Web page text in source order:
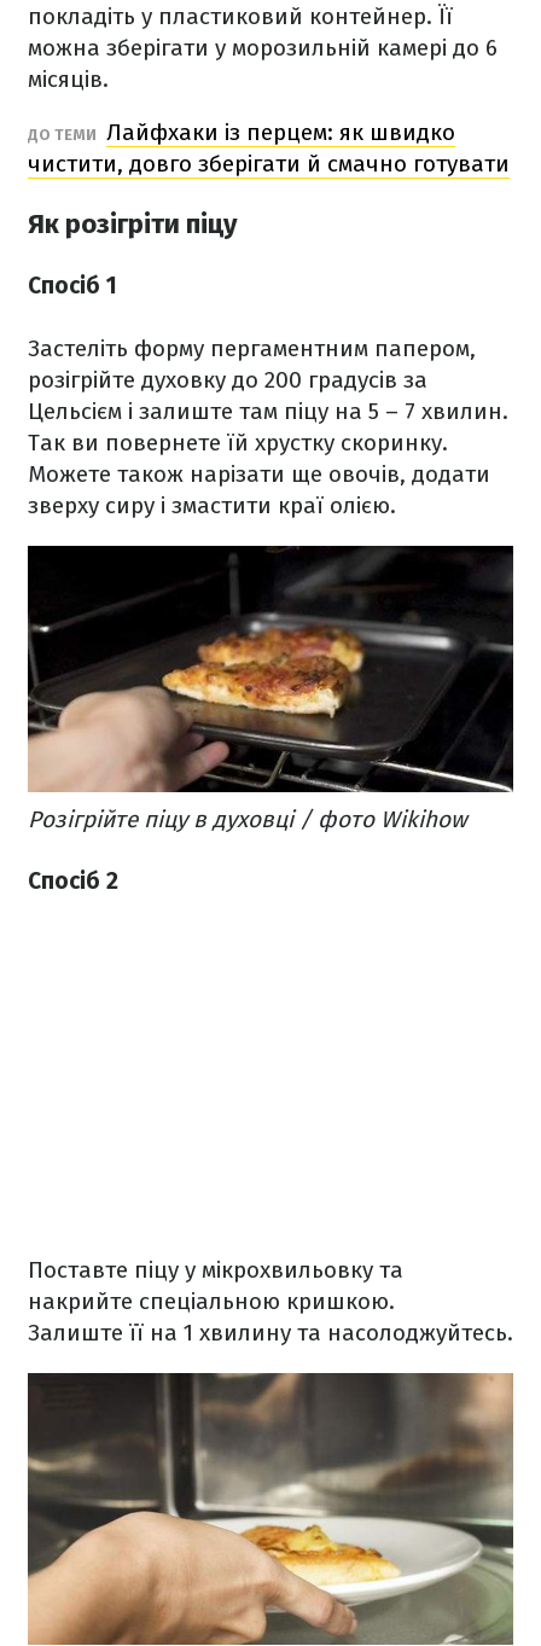
покладіть у пластиковий контейнер. Її
можна зберігати у морозильній камері до 6
місяців.
ДО ТЕМИ Лайфхаки із перцем: як швидко
чистити, довго зберігати й смачно готувати
Як розігріти піцу
Спосіб 1
Застеліть форму пергаментним папером,
розігрійте духовку до 200 градусів за
Цельсієм і залиште там піцу на 5 – 7 хвилин.
Так ви повернете їй хрустку скоринку.
Можете також нарізати ще овочів, додати
зверху сиру і змастити краї олією.
Розігрійте піцу в духовці / фото Wikihow
Спосіб 2
Поставте піцу у мікрохвильовку та
накрийте спеціальною кришкою.
Залиште її на 1 хвилину та насолоджуйтесь.